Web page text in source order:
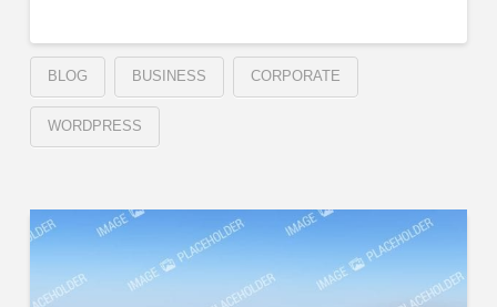
BLOG BUSINESS CORPORATE
WORDPRESS